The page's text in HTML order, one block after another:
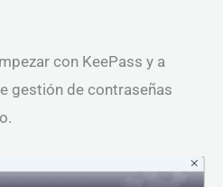
con KeePass y a
gestión de contraseñas